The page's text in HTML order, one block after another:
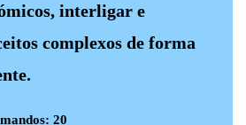
interligar e
complexos de forma
20